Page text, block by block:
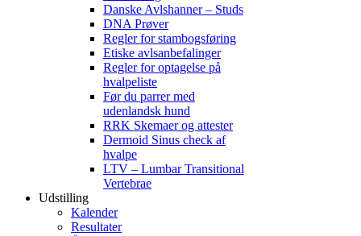
Danske Avlshanner – Studs
DNA Prøver
Regler for stambogsføring
Etiske avlsanbefalinger
Regler for optagelse på
hvalpeliste
Før du parrer med
udenlandsk hund
RRK Skemaer og attester
Dermoid Sinus check af
hvalpe
LTV – Lumbar Transitional
Vertebrae
Udstilling
Kalender
Resultater